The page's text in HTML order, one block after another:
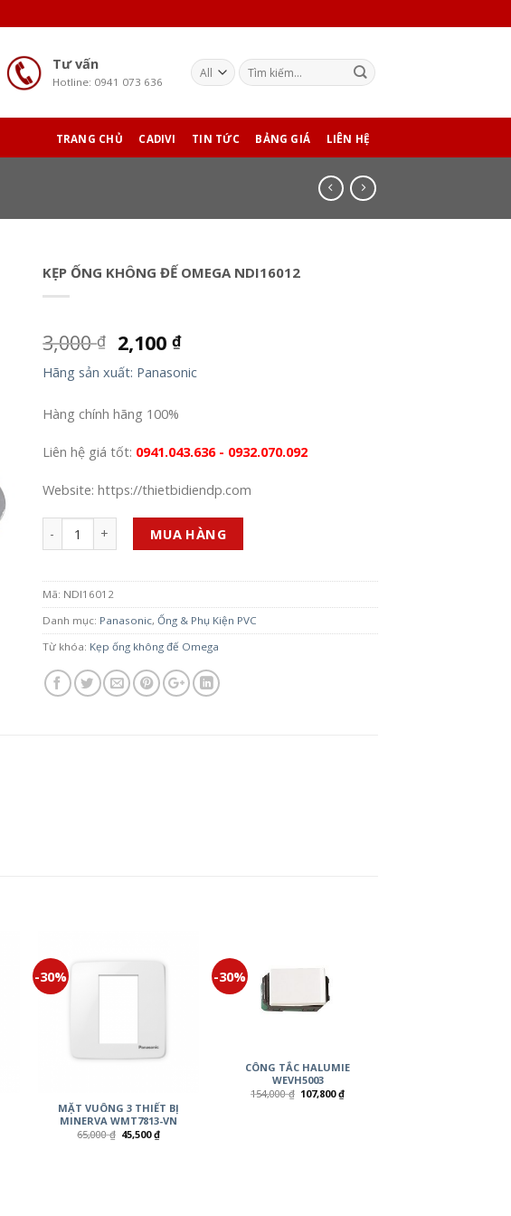
Tư vấn
Hotline: 0941 073 636
TRANG CHỦ CADIVI TIN TỨC BẢNG GIÁ LIÊN HỆ
KẸP ỐNG KHÔNG ĐẾ OMEGA NDI16012
3,000₫ 2,100 ₫
Hãng sản xuất: Panasonic
Hàng chính hãng 100%
Liên hệ giá tốt: 0941.043.636 - 0932.070.092
Website: https://thietbidiendp.com
MUA HÀNG
Mã: NDI16012
Danh mục: Panasonic,Ống & Phụ Kiện PVC
Từ khóa: Kẹp ống không đế Omega
-30%
MẶT VUÔNG 3 THIẾT BỊ
MINERVA WMT7813-VN
65,000₫ 45,500₫
-30%
CÔNG TẮC HALUMIE
WEVH5003
154,000₫ 107,800₫